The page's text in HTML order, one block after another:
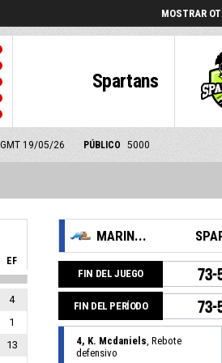
MOSTRAR
Spartans
19/05/26 PÚBLICO 5000
EF
4
1
13
MARIN...
FIN DEL JUEGO 73-
FIN DEL PERÍODO 73-
4, K. Mcdaniels, Rebote
defensivo